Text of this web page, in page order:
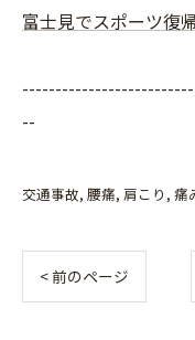
富士見でスポーツ復
--
交通事故 腰痛 肩こり 痛
< 前のページ